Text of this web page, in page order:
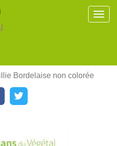
Bordelaise non colorée